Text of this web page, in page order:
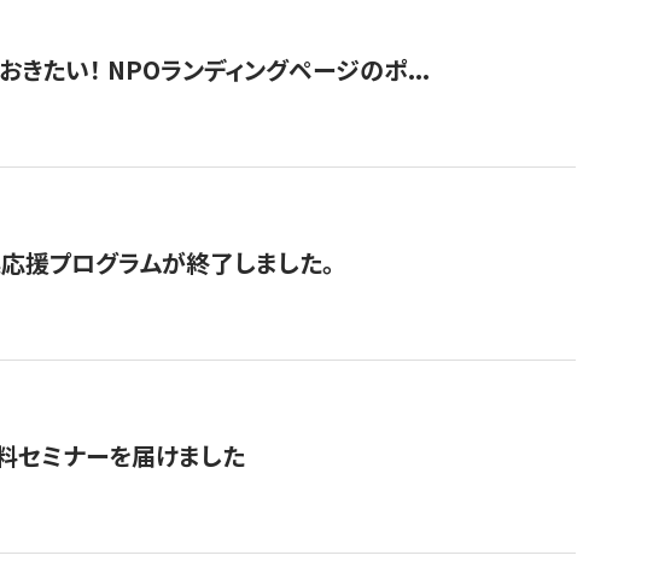
きたい！ NPOランディングページのポ...
プログラムが終了しました。
セミナーを届けました